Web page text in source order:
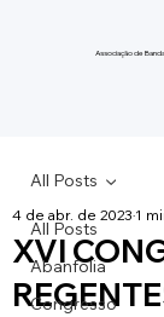
Associação de
All Posts
Abanfolia
Congresso
All Posts
XVI
4 de abr. de 20231